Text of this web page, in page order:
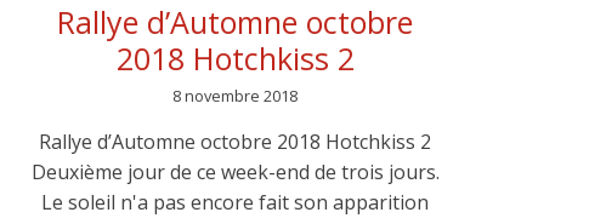
Rallye d’Automne octobre
2018 Hotchkiss 2
8 novembre 2018
Rallye d’Automne octobre 2018 Hotchkiss 2
Deuxième jour de ce week-end de trois jours.
Le soleil n'a pas encore fait son apparition